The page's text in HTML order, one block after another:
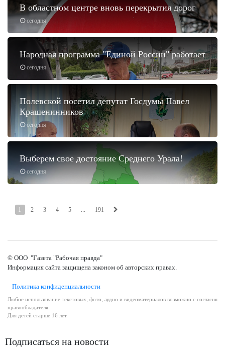
сегодня
В областном центре вновь перекрытия дорог
сегодня
Народная программа "Единой России" работает
сегодня
Полевской посетил депутат Госдумы Павел
Крашенинников
сегодня
Выберем свое достояние Среднего Урала!
1 2 3 4 5 ... 191
© ООО "Газета "Рабочая правда"
Информация сайта защищена законом об авторских правах.
Политика конфиденциальности
Любое использование текстовых, фото, аудио и видеоматериалов возможно с согласия
правообладателя.
Для детей старше 16 лет.
Подписаться на новости